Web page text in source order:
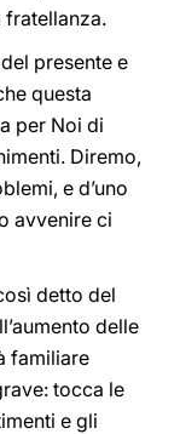
presente e
questa
per Noi di
Diremo,
e d’uno
avvenire ci
detto del
delle
familiare
tocca le
e gli